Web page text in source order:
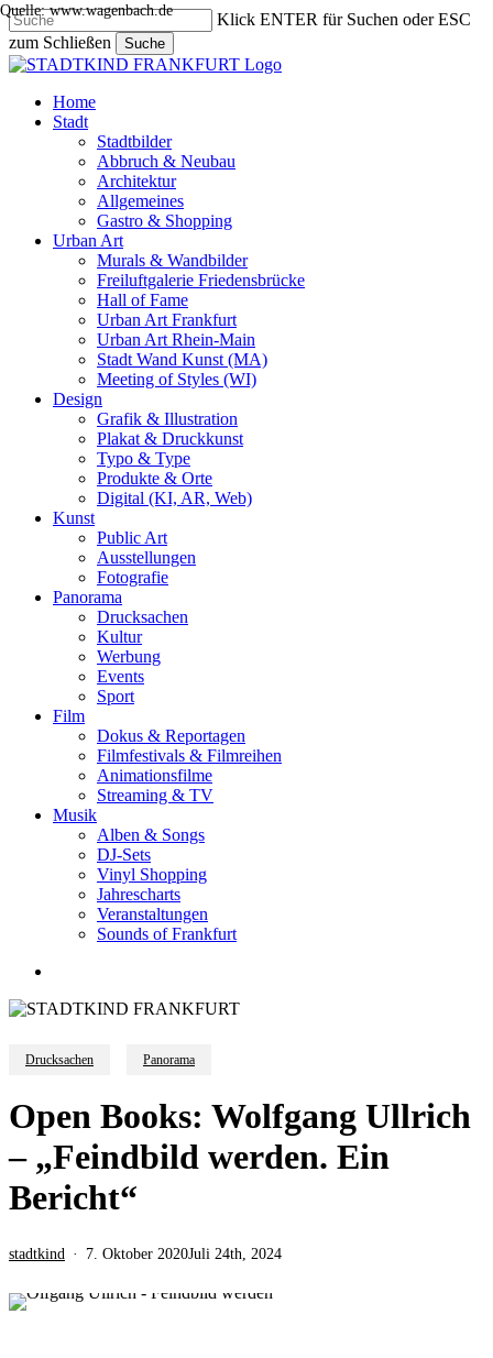
Skip
to
main
content
Klick ENTER für Suchen oder ESC
zum Schließen
Suche
Close
search
Menu
Home
Stadt
Stadtbilder
Abbruch & Neubau
Architektur
Allgemeines
Gastro & Shopping
Urban Art
Murals & Wandbilder
Freiluftgalerie Friedensbrücke
Hall of Fame
Urban Art Frankfurt
Urban Art Rhein-Main
Stadt Wand Kunst (MA)
Meeting of Styles (WI)
Design
Grafik & Illustration
Plakat & Druckkunst
Typo & Type
Produkte & Orte
Digital (KI, AR, Web)
Kunst
Public Art
Ausstellungen
Fotografie
Panorama
Drucksachen
Kultur
Werbung
Events
Sport
Film
Dokus & Reportagen
Filmfestivals & Filmreihen
Animationsfilme
Streaming & TV
Musik
Alben & Songs
DJ-Sets
Vinyl Shopping
Jahrescharts
Veranstaltungen
Sounds of Frankfurt
Drucksachen Panorama
Open Books: Wolfgang Ullrich
– „Feindbild werden. Ein
Bericht“
stadtkind 7. Oktober 2020Juli 24th, 2024
Quelle: www.wagenbach.de